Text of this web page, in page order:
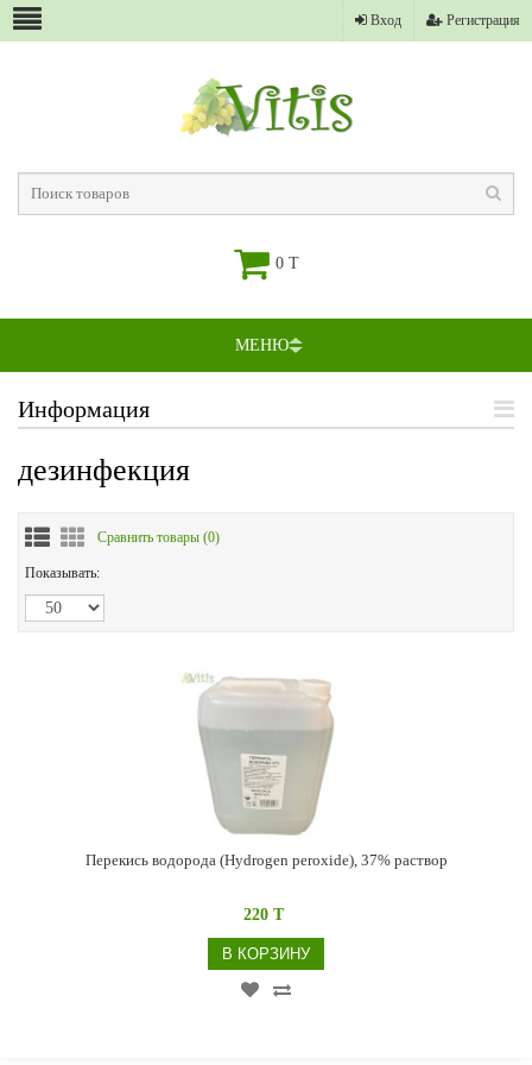
Вход Регистрация
0 T
МЕНЮ
Информация
дезинфекция
Сравнить товары (0)
Показывать:
Перекись водорода (Hydrogen peroxide), 37% раствор
220 T
В КОРЗИНУ